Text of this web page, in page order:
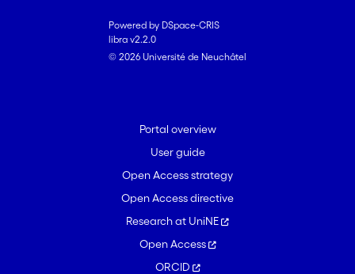
Powered by DSpace-CRIS
libra v2.2.0
© 2026 Université de Neuchâtel
Portal overview
User guide
Open Access strategy
Open Access directive
Research at UniNE
Open Access
ORCID